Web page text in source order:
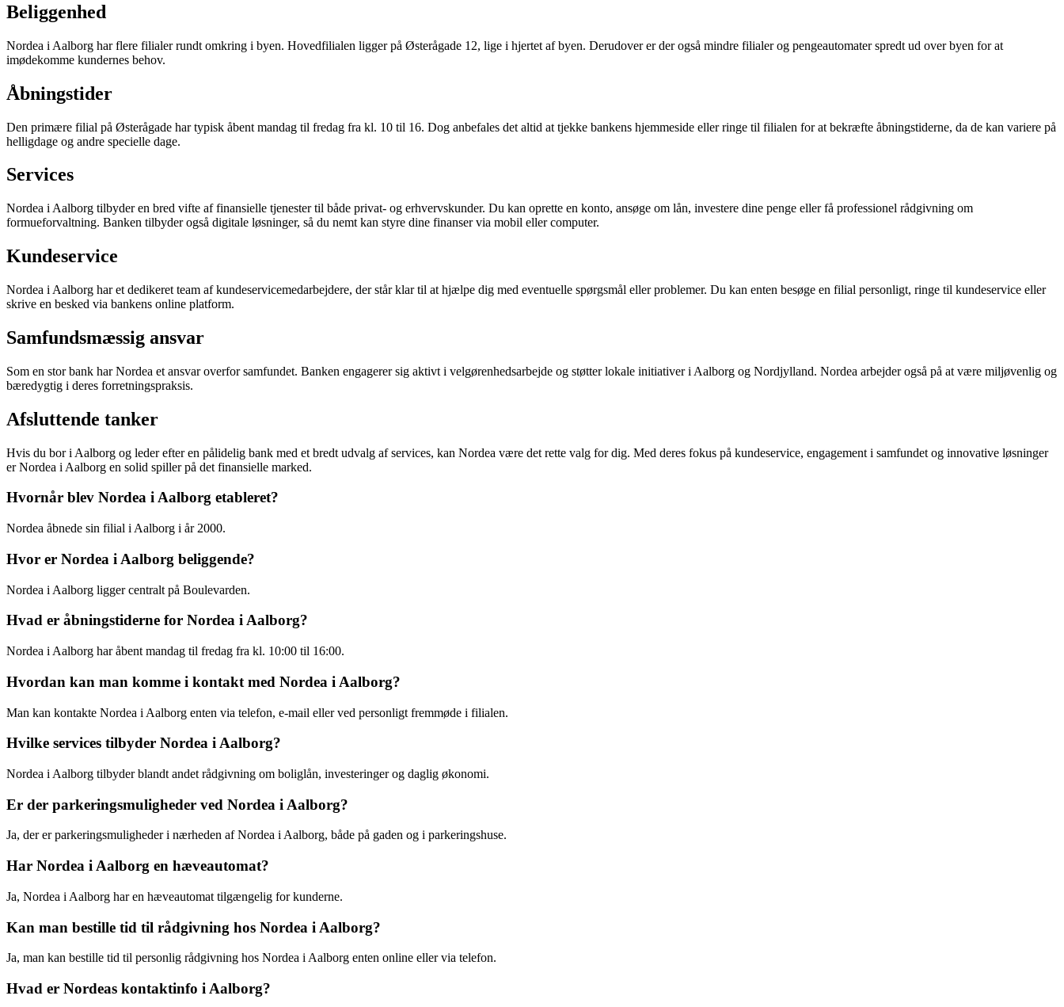
Beliggenhed
Nordea i Aalborg har flere filialer rundt omkring i byen. Hovedfilialen ligger på Østerågade 12, lige i hjertet af byen. Derudover er der også mindre filialer og pengeautomater spredt ud over byen for at
imødekomme kundernes behov.
Åbningstider
Den primære filial på Østerågade har typisk åbent mandag til fredag fra kl. 10 til 16. Dog anbefales det altid at tjekke bankens hjemmeside eller ringe til filialen for at bekræfte åbningstiderne, da de kan variere på
helligdage og andre specielle dage.
Services
Nordea i Aalborg tilbyder en bred vifte af finansielle tjenester til både privat- og erhvervskunder. Du kan oprette en konto, ansøge om lån, investere dine penge eller få professionel rådgivning om
formueforvaltning. Banken tilbyder også digitale løsninger, så du nemt kan styre dine finanser via mobil eller computer.
Kundeservice
Nordea i Aalborg har et dedikeret team af kundeservicemedarbejdere, der står klar til at hjælpe dig med eventuelle spørgsmål eller problemer. Du kan enten besøge en filial personligt, ringe til kundeservice eller
skrive en besked via bankens online platform.
Samfundsmæssig ansvar
Som en stor bank har Nordea et ansvar overfor samfundet. Banken engagerer sig aktivt i velgørenhedsarbejde og støtter lokale initiativer i Aalborg og Nordjylland. Nordea arbejder også på at være miljøvenlig og
bæredygtig i deres forretningspraksis.
Afsluttende tanker
Hvis du bor i Aalborg og leder efter en pålidelig bank med et bredt udvalg af services, kan Nordea være det rette valg for dig. Med deres fokus på kundeservice, engagement i samfundet og innovative løsninger
er Nordea i Aalborg en solid spiller på det finansielle marked.
Hvornår blev Nordea i Aalborg etableret?
Nordea åbnede sin filial i Aalborg i år 2000.
Hvor er Nordea i Aalborg beliggende?
Nordea i Aalborg ligger centralt på Boulevarden.
Hvad er åbningstiderne for Nordea i Aalborg?
Nordea i Aalborg har åbent mandag til fredag fra kl. 10:00 til 16:00.
Hvordan kan man komme i kontakt med Nordea i Aalborg?
Man kan kontakte Nordea i Aalborg enten via telefon, e-mail eller ved personligt fremmøde i filialen.
Hvilke services tilbyder Nordea i Aalborg?
Nordea i Aalborg tilbyder blandt andet rådgivning om boliglån, investeringer og daglig økonomi.
Er der parkeringsmuligheder ved Nordea i Aalborg?
Ja, der er parkeringsmuligheder i nærheden af Nordea i Aalborg, både på gaden og i parkeringshuse.
Har Nordea i Aalborg en hæveautomat?
Ja, Nordea i Aalborg har en hæveautomat tilgængelig for kunderne.
Kan man bestille tid til rådgivning hos Nordea i Aalborg?
Ja, man kan bestille tid til personlig rådgivning hos Nordea i Aalborg enten online eller via telefon.
Hvad er Nordeas kontaktinfo i Aalborg?